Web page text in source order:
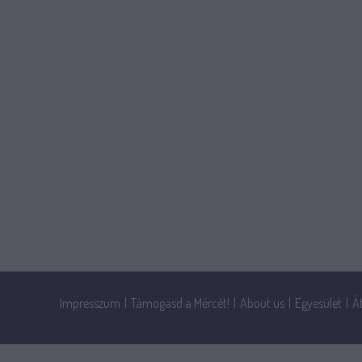
Impresszum Támogasd a Mércét! About us Egyesület